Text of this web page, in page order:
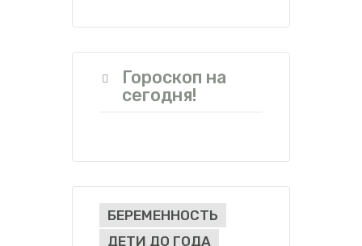
Гороскоп на
сегодня!
БЕРЕМЕННОСТЬ
ДЕТИ ДО ГОДА